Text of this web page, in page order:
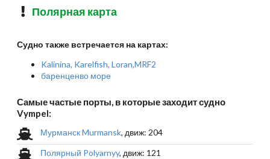
Полярная карта
Судно также встречается на картах:
Kalinina, Karelfish, Loran,MRF2
баренценво море
Самые частые порты, в которые заходит судно
Vympel:
Мурманск Murmansk, движ: 204
Полярный Polyarnyy, движ: 121